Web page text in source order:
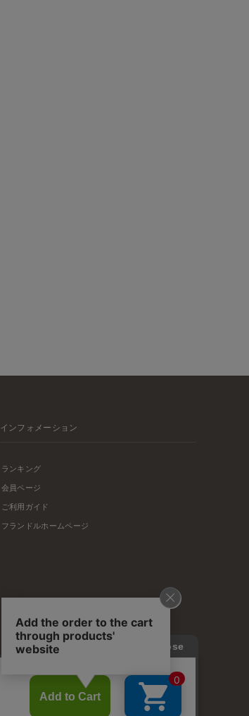
インフォメーション
ランキング
会員ページ
ご利用ガイド
フランドルホームページ